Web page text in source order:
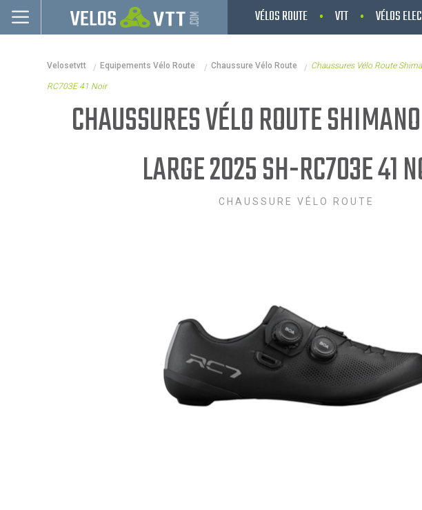
VÉLOS ROUTE VTT VÉLOS
Vélos electriques
Velosetvtt Equipements Vélo Route Chaussure Vélo Route Chaussures Vélo Route
RC703E 41 Noir
CHAUSSURES VÉLO ROUTE
LARGE 2025 SH-RC703E 41
CHAUSSURE VÉLO ROUTE